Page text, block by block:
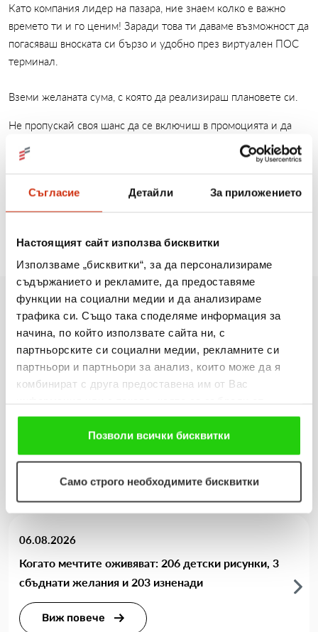
Съгласие Детайли За приложението
Настоящият сайт използва бисквитки
Използваме „бисквитки“, за да персонализираме
съдържанието и рекламите, да предоставяме
функции на социални медии и да анализираме
трафика си. Също така споделяме информация за
начина, по който използвате сайта ни, с
партньорските си социални медии, рекламните си
партньори и партньори за анализ, които може да я
комбинират с друга предоставена им от Вас
ползването от Ваша страна на услугите им. Ако
продължавате да използвате нашия уебсайт, Вие се
съгласявате с нашите "бисквитки".
Позволи всички бисквитки
Само строго необходимите бисквитки
Като компания лидер на пазара, ние знаем колко е важно
времето ти и го ценим! Заради това ти даваме възможност да
погасяваш вноската си бързо и удобно през виртуален ПОС
терминал.
Вземи желаната сума, с която да реализираш плановете си.
Не пропускай своя шанс да се включиш в промоцията и да
спечелиш смартфон.
нужда. За другото ще се погрижим ние!
Още новини
10.08.2026
Виж повече
06.08.2026
Когато мечтите оживяват: 206 детски рисунки, 3
сбъднати желания и 203 изненади
Виж повече